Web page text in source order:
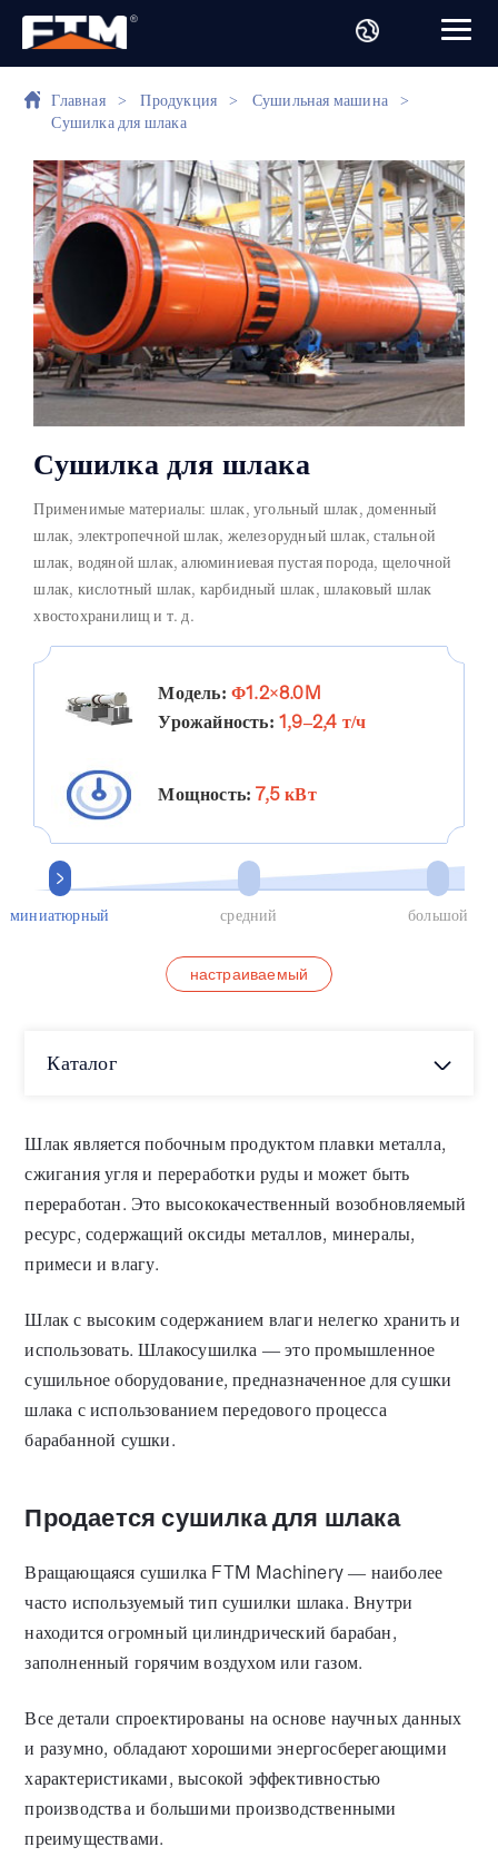
Главная > Продукция > Сушильная машина
>
Сушилка для шлака
Сушилка для шлака
Применимые материалы: шлак, угольный шлак, доменный
шлак, электропечной шлак, железорудный шлак, стальной
шлак, водяной шлак, алюминиевая пустая порода, щелочной
шлак, кислотный шлак, карбидный шлак, шлаковый шлак
хвостохранилищ и т. д.
Модель:Φ1.2×8.0M
Урожайность:1,9–2,4 т/ч
Мощность:7,5 кВт
миниатюрный средний большой
настраиваемый
Каталог
Шлак является побочным продуктом плавки металла,
сжигания угля и переработки руды и может быть
переработан. Это высококачественный возобновляемый
ресурс, содержащий оксиды металлов, минералы,
примеси и влагу.
Шлак с высоким содержанием влаги нелегко хранить и
использовать. Шлакосушилка — это промышленное
сушильное оборудование, предназначенное для сушки
шлака с использованием передового процесса
барабанной сушки.
Продается сушилка для шлака
Вращающаяся сушилка FTM Machinery — наиболее
часто используемый тип сушилки шлака. Внутри
находится огромный цилиндрический барабан,
заполненный горячим воздухом или газом.
Все детали спроектированы на основе научных данных
и разумно, обладают хорошими энергосберегающими
характеристиками, высокой эффективностью
производства и большими производственными
преимуществами.